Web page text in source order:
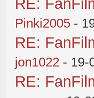
RE:
Pinki2005 -
RE:
jon1022 - 19-
RE: